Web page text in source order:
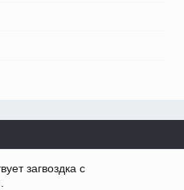
загвоздка с